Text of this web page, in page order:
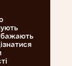
бажають